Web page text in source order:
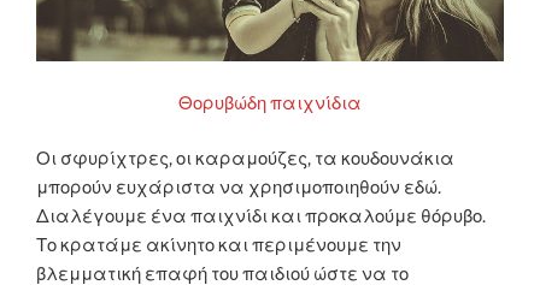
Θορυβώδη παιχνίδια
Οι σφυρίχτρες, οι καραμούζες, τα κουδουνάκια
μπορούν ευχάριστα να χρησιμοποιηθούν εδώ.
Διαλέγουμε ένα παιχνίδι και προκαλούμε θόρυβο.
Το κρατάμε ακίνητο και περιμένουμε την
βλεμματική επαφή του παιδιού ώστε να το